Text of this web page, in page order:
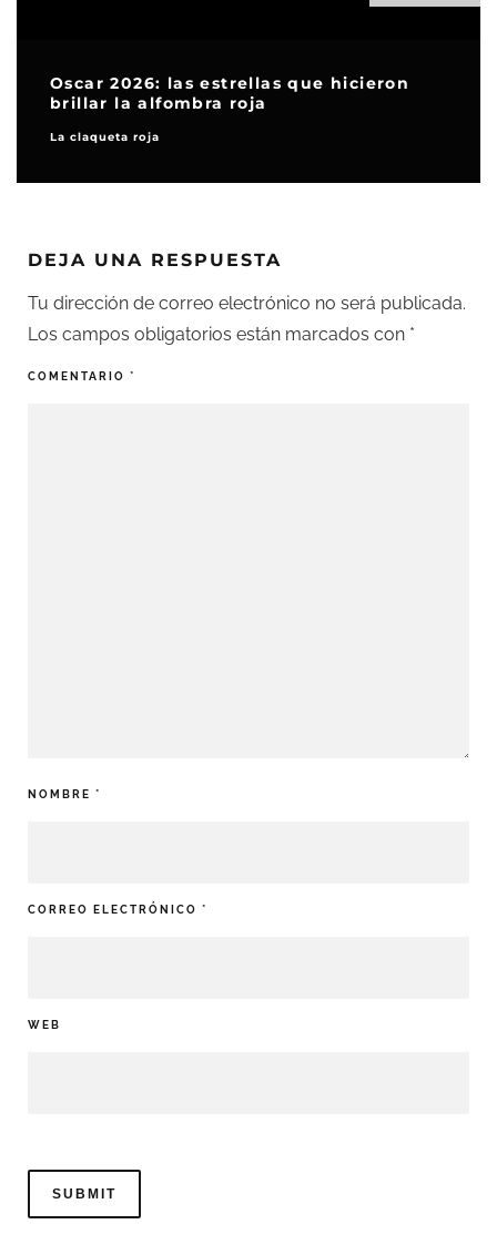
Oscar 2026: las estrellas que hicieron
brillar la alfombra roja
La claqueta roja
DEJA UNA RESPUESTA
Tu dirección de correo electrónico no será publicada.
Los campos obligatorios están marcados con *
COMENTARIO *
NOMBRE *
CORREO ELECTRÓNICO *
WEB